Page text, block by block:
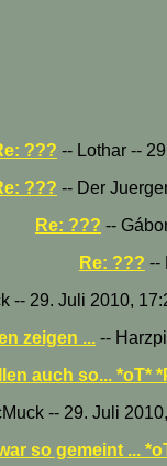
??? -- Lothar --
??? -- Der
Re: ??? --
Re: ??? --
-- 29. Juli 2010,
zeigen ... --
auch so... *oT*
-- 29. Juli
so gemeint ...